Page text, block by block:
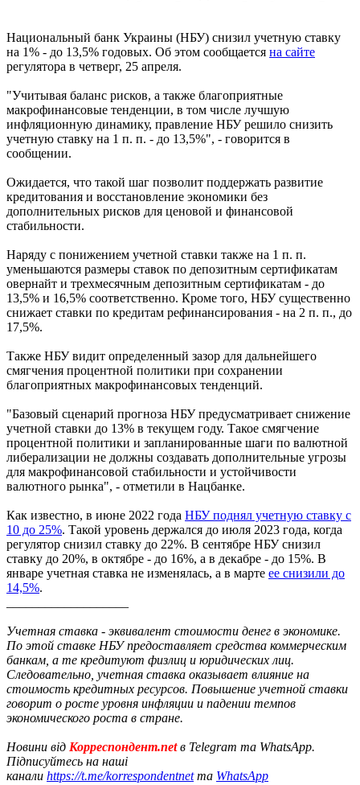
Национальный банк Украины (НБУ) снизил учетную ставку
на 1% - до 13,5% годовых. Об этом сообщается на сайте
регулятора в четверг, 25 апреля.
"Учитывая баланс рисков, а также благоприятные
макрофинансовые тенденции, в том числе лучшую
инфляционную динамику, правление НБУ решило снизить
учетную ставку на 1 п. п. - до 13,5%", - говорится в
сообщении.
Ожидается, что такой шаг позволит поддержать развитие
кредитования и восстановление экономики без
дополнительных рисков для ценовой и финансовой
стабильности.
Наряду с понижением учетной ставки также на 1 п. п.
уменьшаются размеры ставок по депозитным сертификатам
овернайт и трехмесячным депозитным сертификатам - до
13,5% и 16,5% соответственно. Кроме того, НБУ существенно
снижает ставки по кредитам рефинансирования - на 2 п. п., до
17,5%.
Также НБУ видит определенный зазор для дальнейшего
смягчения процентной политики при сохранении
благоприятных макрофинансовых тенденций.
"Базовый сценарий прогноза НБУ предусматривает снижение
учетной ставки до 13% в текущем году. Такое смягчение
процентной политики и запланированные шаги по валютной
либерализации не должны создавать дополнительные угрозы
для макрофинансовой стабильности и устойчивости
валютного рынка", - отметили в Нацбанке.
Как известно, в июне 2022 года НБУ поднял учетную ставку с
10 до 25%. Такой уровень держался до июля 2023 года, когда
регулятор снизил ставку до 22%. В сентябре НБУ снизил
ставку до 20%, в октябре - до 16%, а в декабре - до 15%. В
январе учетная ставка не изменялась, а в марте ее снизили до
14,5%.
Учетная ставка - эквивалент стоимости денег в экономике.
По этой ставке НБУ предоставляет средства коммерческим
банкам, а те кредитуют физлиц и юридических лиц.
Следовательно, учетная ставка оказывает влияние на
стоимость кредитных ресурсов. Повышение учетной ставки
говорит о росте уровня инфляции и падении темпов
экономического роста в стране.
Новини від Корреспондент.netв Telegram та WhatsApp.
Підписуйтесь на наші
канали https://t.me/korrespondentnetта WhatsApp